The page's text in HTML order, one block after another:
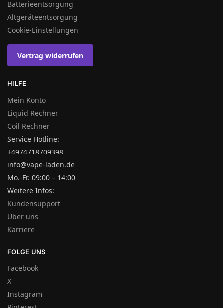
Batterieentsorgung
Altgeräteentsorgung
Cookie-Einstellungen
Vertrag widerrufen
HILFE
Mein Konto
Liquid Rechner
Coil Rechner
Service Hotline:
+4974718709398
info@vape-laden.de
Mo.-Fr. 09:00 – 14:00
Weitere Infos:
Kundensupport
Über uns
Karriere
FOLGE UNS
Facebook
X
Instagram